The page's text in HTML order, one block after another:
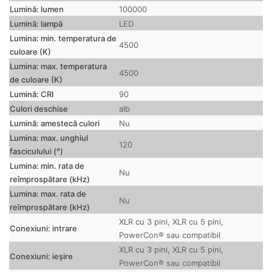
Lumină: lumen
100000
Lumină: lampă
LED
Lumina: min. temperatura de
culoare (K)
4500
Lumina: max. temperatura
de culoare (K)
4500
Lumină: CRI
90
Culori deschise
alb
Lumină: amestecă culori
Nu
Lumina: max. unghiul
fasciculului (°)
120
Lumina: min. rata de
reîmprospătare (kHz)
Nu
Lumina: max. rata de
reîmprospătare (kHz)
Nu
Conexiuni: intrare
XLR cu 3 pini, XLR cu 5 pini,
PowerCon® sau compatibil
Conexiuni: ieșire
XLR cu 3 pini, XLR cu 5 pini,
PowerCon® sau compatibil